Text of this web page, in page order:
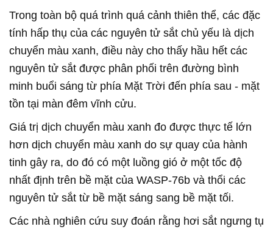
Trong toàn bộ quá trình quá cảnh thiên thể, các đặc
tính hấp thụ của các nguyên tử sắt chủ yếu là dịch
chuyển màu xanh, điều này cho thấy hầu hết các
nguyên tử sắt được phân phối trên đường bình
minh buổi sáng từ phía Mặt Trời đến phía sau - mặt
tồn tại màn đêm vĩnh cửu.
Giá trị dịch chuyển màu xanh đo được thực tế lớn
hơn dịch chuyển màu xanh do sự quay của hành
tinh gây ra, do đó có một luồng gió ở một tốc độ
nhất định trên bề mặt của WASP-76b và thổi các
nguyên tử sắt từ bề mặt sáng sang bề mặt tối.
Các nhà nghiên cứu suy đoán rằng hơi sắt ngưng tụ